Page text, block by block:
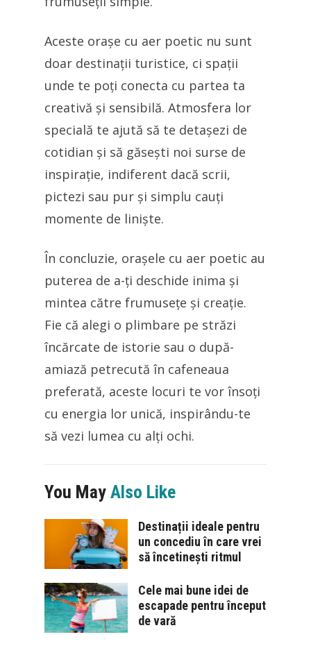
Aceste orașe cu aer poetic nu sunt
doar destinații turistice, ci spații
unde te poți conecta cu partea ta
creativă și sensibilă. Atmosfera lor
specială te ajută să te detașezi de
cotidian și să găsești noi surse de
inspirație, indiferent dacă scrii,
pictezi sau pur și simplu cauți
momente de liniște.
În concluzie, orașele cu aer poetic au
puterea de a-ți deschide inima și
mintea către frumusețe și creație.
Fie că alegi o plimbare pe străzi
încărcate de istorie sau o după-
amiază petrecută în cafeneaua
preferată, aceste locuri te vor însoți
cu energia lor unică, inspirându-te
să vezi lumea cu alți ochi.
You May Also Like
Destinații ideale pentru
un concediu în care vrei
să încetinești ritmul
Cele mai bune idei de
escapade pentru început
de vară